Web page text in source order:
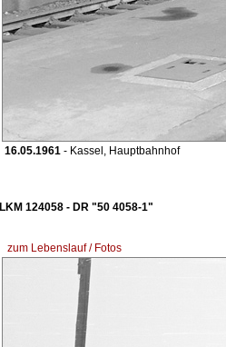
16.05.1961- Kassel, Hauptbahnhof
LKM 124058 - DR "50 4058-1"
zum Lebenslauf / Fotos